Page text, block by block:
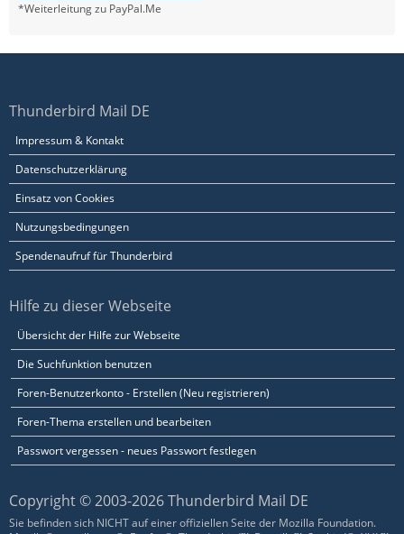
*Weiterleitung zu PayPal.Me
Thunderbird Mail DE
Impressum & Kontakt
Datenschutzerklärung
Einsatz von Cookies
Nutzungsbedingungen
Spendenaufruf für Thunderbird
Hilfe zu dieser Webseite
Übersicht der Hilfe zur Webseite
Die Suchfunktion benutzen
Foren-Benutzerkonto - Erstellen (Neu registrieren)
Foren-Thema erstellen und bearbeiten
Passwort vergessen - neues Passwort festlegen
Copyright © 2003-2026 Thunderbird Mail DE
Sie befinden sich NICHT auf einer offiziellen Seite der Mozilla Foundation.